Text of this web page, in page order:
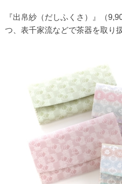
『出帛紗（だしふくさ）』（
つ、表千家流などで茶器を取り